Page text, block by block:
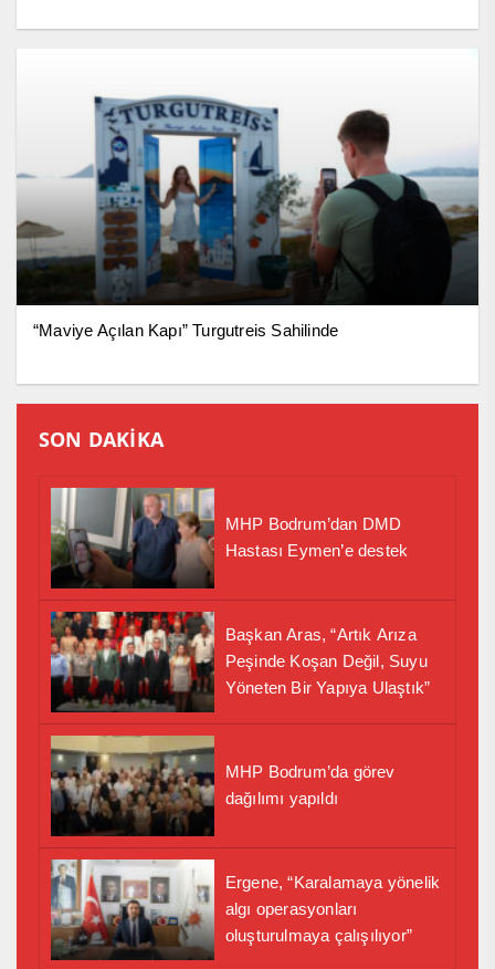
“Maviye Açılan Kapı” Turgutreis Sahilinde
SON DAKİKA
MHP Bodrum’dan DMD
Hastası Eymen’e destek
Başkan Aras, “Artık Arıza
Peşinde Koşan Değil, Suyu
Yöneten Bir Yapıya Ulaştık”
MHP Bodrum’da görev
dağılımı yapıldı
Ergene, “Karalamaya yönelik
algı operasyonları
oluşturulmaya çalışılıyor”